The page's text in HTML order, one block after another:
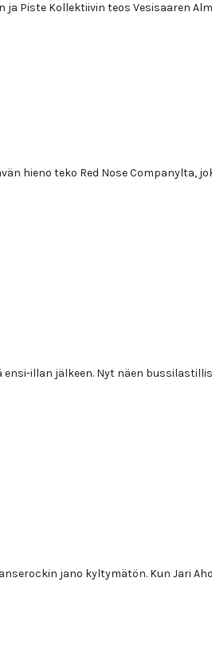
Piste Kollektiivin teos Vesisaaren
hieno teko Red Nose Companylta,
illan jälkeen. Nyt näen
jano kyltymätön. Kun Jari